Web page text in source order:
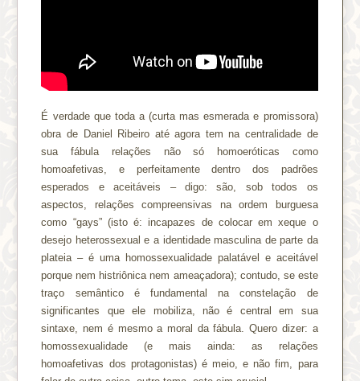
É verdade que toda a (curta mas esmerada e promissora)
obra de Daniel Ribeiro até agora tem na centralidade de
sua fábula relações não só homoeróticas como
homoafetivas, e perfeitamente dentro dos padrões
esperados e aceitáveis – digo: são, sob todos os
aspectos, relações compreensivas na ordem burguesa
como “gays” (isto é: incapazes de colocar em xeque o
desejo heterossexual e a identidade masculina de parte da
plateia – é uma homossexualidade palatável e aceitável
porque nem histriônica nem ameaçadora); contudo, se este
traço semântico é fundamental na constelação de
significantes que ele mobiliza, não é central em sua
sintaxe, nem é mesmo a moral da fábula. Quero dizer: a
homossexualidade (e mais ainda: as relações
homoafetivas dos protagonistas) é meio, e não fim, para